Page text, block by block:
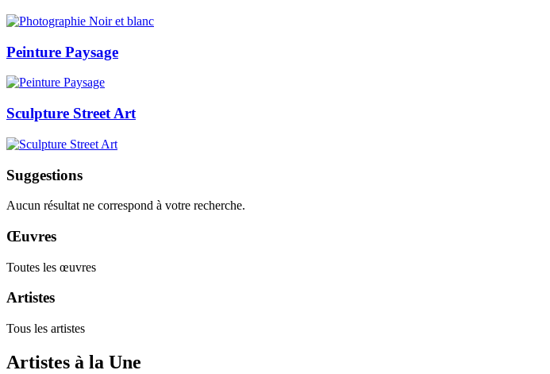
Peinture Paysage
Sculpture Street Art
Suggestions
Aucun résultat ne correspond à votre recherche.
Œuvres
Toutes les œuvres
Artistes
Tous les artistes
Artistes à la Une